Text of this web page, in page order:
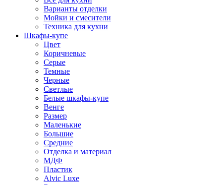
Варианты отделки
Мойки и смесители
Техника для кухни
Шкафы-купе
Цвет
Коричневые
Серые
Темные
Черные
Светлые
Белые шкафы-купе
Венге
Размер
Маленькие
Большие
Средние
Отделка и материал
МДФ
Пластик
Alvic Luxe